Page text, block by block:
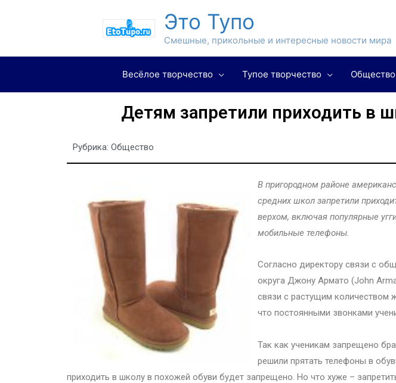
Это Тупо
Смешные, прикольные и интересные новости мира
Весёлое творчество Тупое творчество Общество
Детям запретили приходить в
Рубрика: Общество
В пригородном районе
средних школ запретили
верхом, включая популярные
мобильные телефоны.
Согласно директору связи с
округа Джону Армато (John
связи с растущим количеством
что постоянными звонками
Так как ученикам запрещено
решили прятать телефоны в
приходить в школу в похожей обуви будет запрещено. Но что хуже –